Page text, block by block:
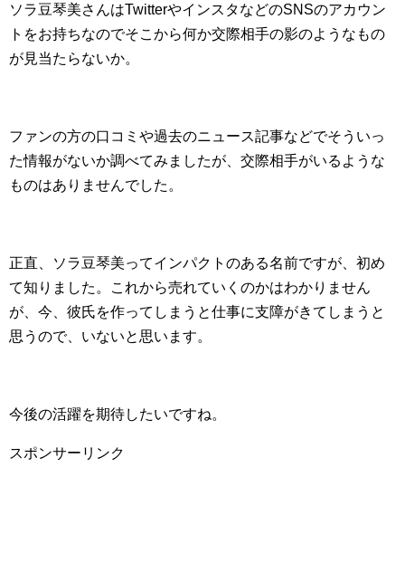
ソラ豆琴美さんはTwitterやインスタなどのSNSのアカウン
トをお持ちなのでそこから何か交際相手の影のようなもの
が見当たらないか。
ファンの方の口コミや過去のニュース記事などでそういっ
た情報がないか調べてみましたが、交際相手がいるような
ものはありませんでした。
正直、ソラ豆琴美ってインパクトのある名前ですが、初め
て知りました。これから売れていくのかはわかりません
が、今、彼氏を作ってしまうと仕事に支障がきてしまうと
思うので、いないと思います。
今後の活躍を期待したいですね。
スポンサーリンク